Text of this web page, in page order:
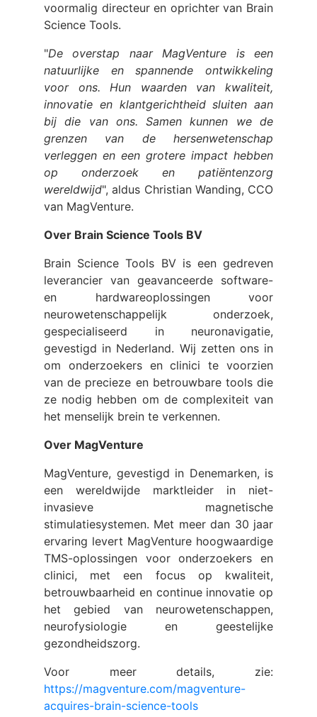
voormalig directeur en oprichter van Brain
Science Tools.
"De overstap naar MagVenture is een
natuurlijke en spannende ontwikkeling
voor ons. Hun waarden van kwaliteit,
innovatie en klantgerichtheid sluiten aan
bij die van ons. Samen kunnen we de
grenzen van de hersenwetenschap
verleggen en een grotere impact hebben
op onderzoek en patiëntenzorg
wereldwijd", aldus Christian Wanding, CCO
van MagVenture.
Over Brain Science Tools BV
Brain Science Tools BV is een gedreven
leverancier van geavanceerde software-
en hardwareoplossingen voor
neurowetenschappelijk onderzoek,
gespecialiseerd in neuronavigatie,
gevestigd in Nederland. Wij zetten ons in
om onderzoekers en clinici te voorzien
van de precieze en betrouwbare tools die
ze nodig hebben om de complexiteit van
het menselijk brein te verkennen.
Over MagVenture
MagVenture, gevestigd in Denemarken, is
een wereldwijde marktleider in niet-
invasieve magnetische
stimulatiesystemen. Met meer dan 30 jaar
ervaring levert MagVenture hoogwaardige
TMS-oplossingen voor onderzoekers en
clinici, met een focus op kwaliteit,
betrouwbaarheid en continue innovatie op
het gebied van neurowetenschappen,
neurofysiologie en geestelijke
gezondheidszorg.
Voor meer details, zie:
https://magventure.com/magventure-
acquires-brain-science-tools